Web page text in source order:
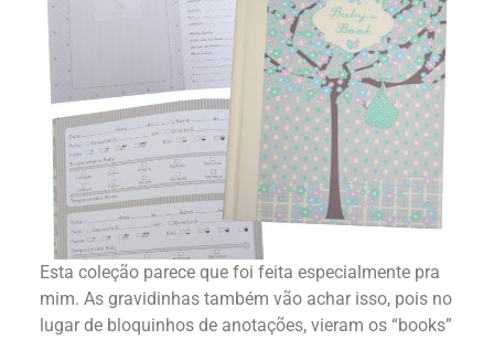
Esta coleção parece que foi feita especialmente pra
mim. As gravidinhas também vão achar isso, pois no
lugar de bloquinhos de anotações, vieram os “books”